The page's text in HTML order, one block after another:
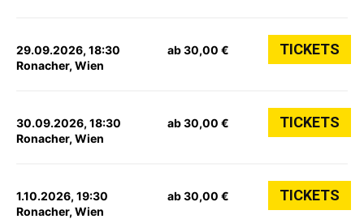
29.09.2026, 18:30
Ronacher, Wien
ab 30,00 € TICKETS
30.09.2026, 18:30
Ronacher, Wien
ab 30,00 € TICKETS
1.10.2026, 19:30
Ronacher, Wien
ab 30,00 € TICKETS